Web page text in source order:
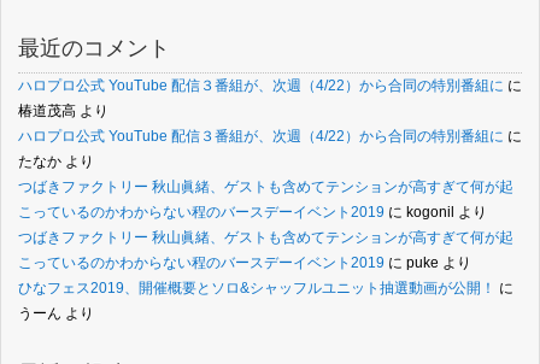
最近のコメント
ハロプロ公式 YouTube 配信３番組が、次週（4/22）から合同の特別番組に に
椿道茂高 より
ハロプロ公式 YouTube 配信３番組が、次週（4/22）から合同の特別番組に に
たなか より
つばきファクトリー 秋山眞緒、ゲストも含めてテンションが高すぎて何が起
こっているのかわからない程のバースデーイベント2019 に kogonil より
つばきファクトリー 秋山眞緒、ゲストも含めてテンションが高すぎて何が起
こっているのかわからない程のバースデーイベント2019 に puke より
ひなフェス2019、開催概要とソロ&シャッフルユニット抽選動画が公開！
に
うーん より